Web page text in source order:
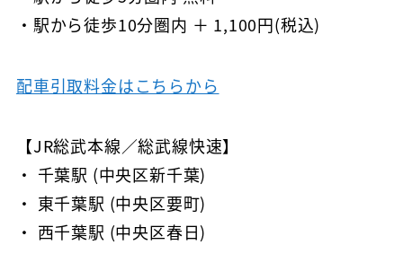
・駅から徒歩10分圏内 ＋ 1,100円(税込)
配車引取料金はこちらから
【JR総武本線／総武線快速】
・ 千葉駅 (中央区新千葉)
・ 東千葉駅 (中央区要町)
・ 西千葉駅 (中央区春日)